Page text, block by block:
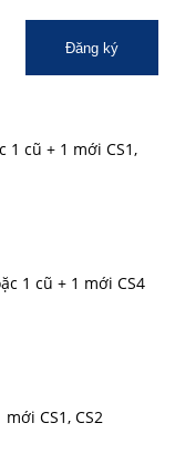
Đăng ký
cũ + 1 mới CS1,
1 cũ + 1 mới CS4
CS1, CS2